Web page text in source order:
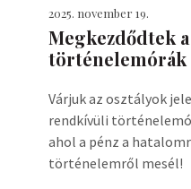
2025. november 19.
Megkezdődtek
történelemórák
Várjuk az osztályok
rendkívüli
ahol a pénz a
történelemről mesél!